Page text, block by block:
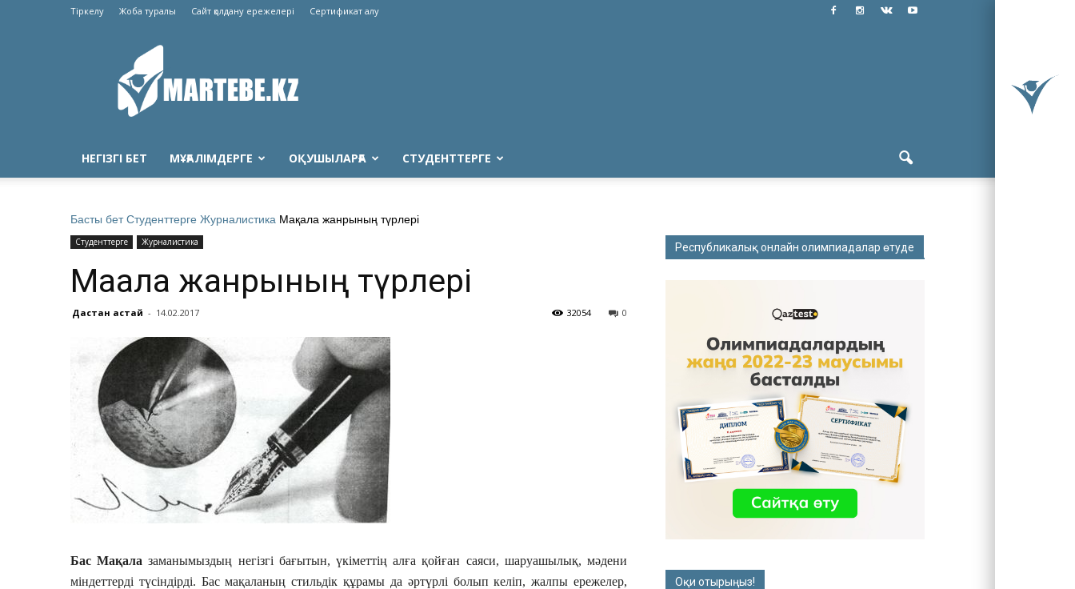
Тіркелу Жоба туралы Сайт қолдану ережелері Сертификат алу
Martebe.kz
білім
сайты
НЕГІЗГІ БЕТ МҰҒАЛІМДЕРГЕ ОҚУШЫЛАРҒА СТУДЕНТТЕРГЕ
Басты бет Студенттерге Журналистика Мақала жанрының түрлері
Студенттерге Журналистика
Мақала жанрының түрлері
Дастан Қастай - 14.02.2017 0
32054
Бас Мақала заманымыздың негізгі бағытын, үкіметтің алға қойған саяси, шаруашылық, мәдени
міндеттерді түсіндірді. Бас мақаланың стильдік құрамы да әртүрлі болып келіп, жалпы ережелер,
Республикалық онлайн олимпиадалар өтуде
Оқи отырыңыз!